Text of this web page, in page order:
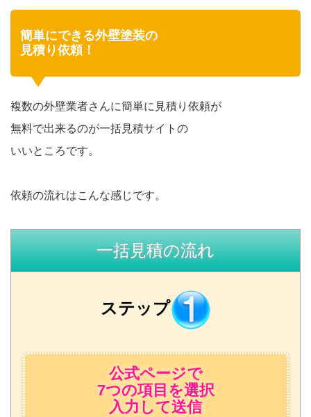
簡単にできる外壁塗装の
見積り依頼！
複数の外壁業者さんに簡単に見積り依頼が
無料で出来るのが一括見積サイトの
いいところです。
依頼の流れはこんな感じです。
一括見積の流れ
ステップ
公式ページで
7つの項目を選択
入力して送信